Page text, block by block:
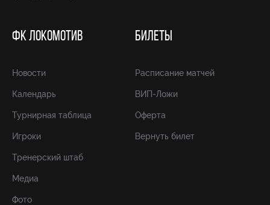
ФК ЛОКОМОТИВ
Новости
Календарь
Турнирная таблица
Игроки
Тренерский штаб
Медиа
Фото
БИЛЕТЫ
Расписание матчей
ВИП-Ложи
Оферта
Вернуть билет